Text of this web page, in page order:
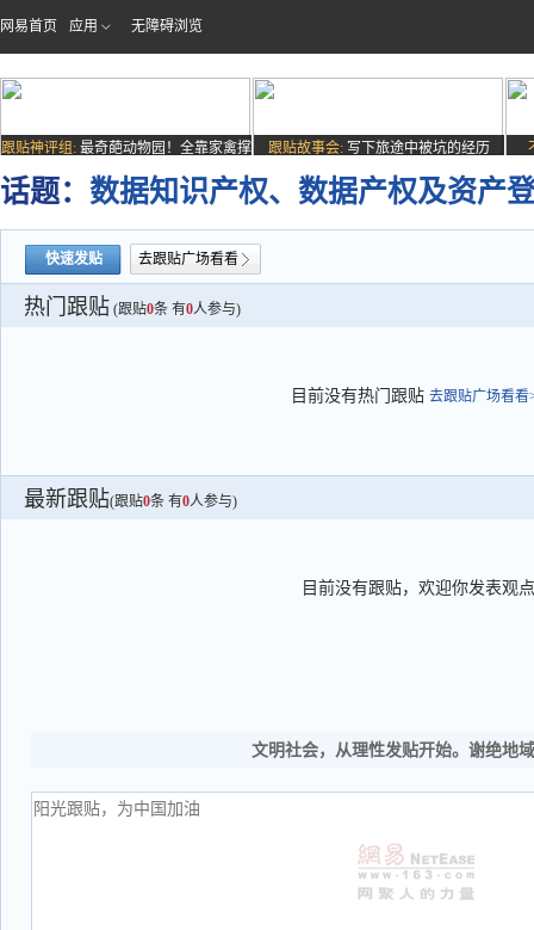
网易首页 应用 无障碍浏览
跟贴神评组: 最奇葩动物园！全靠家禽撑
场子
跟贴故事会: 写下旅途中被坑的经历
话题： 数据知识产权、数据产权及资产
快速发贴 去跟贴广场看看
热门跟贴 (跟贴0条 有0人参与)
目前没有热门跟贴 去跟贴广场看看
最新跟贴(跟贴0条 有0人参与)
目前没有跟贴，欢迎你发表观点
文明社会，从理性发贴开始。谢绝地